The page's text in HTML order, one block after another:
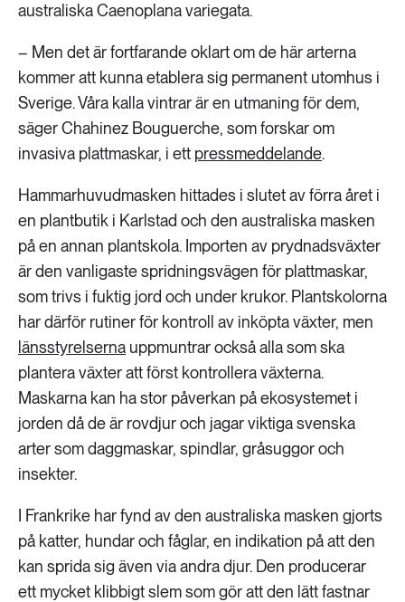
australiska Caenoplana variegata.
– Men det är fortfarande oklart om de här arterna
kommer att kunna etablera sig permanent utomhus i
Sverige. Våra kalla vintrar är en utmaning för dem,
säger Chahinez Bouguerche, som forskar om
invasiva plattmaskar, i ett pressmeddelande.
Hammarhuvudmasken hittades i slutet av förra året i
en plantbutik i Karlstad och den australiska masken
på en annan plantskola. Importen av prydnadsväxter
är den vanligaste spridningsvägen för plattmaskar,
som trivs i fuktig jord och under krukor. Plantskolorna
har därför rutiner för kontroll av inköpta växter, men
länsstyrelserna uppmuntrar också alla som ska
plantera växter att först kontrollera växterna.
Maskarna kan ha stor påverkan på ekosystemet i
jorden då de är rovdjur och jagar viktiga svenska
arter som daggmaskar, spindlar, gråsuggor och
insekter.
I Frankrike har fynd av den australiska masken gjorts
på katter, hundar och fåglar, en indikation på att den
kan sprida sig även via andra djur. Den producerar
ett mycket klibbigt slem som gör att den lätt fastnar